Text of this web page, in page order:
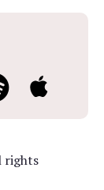
rights